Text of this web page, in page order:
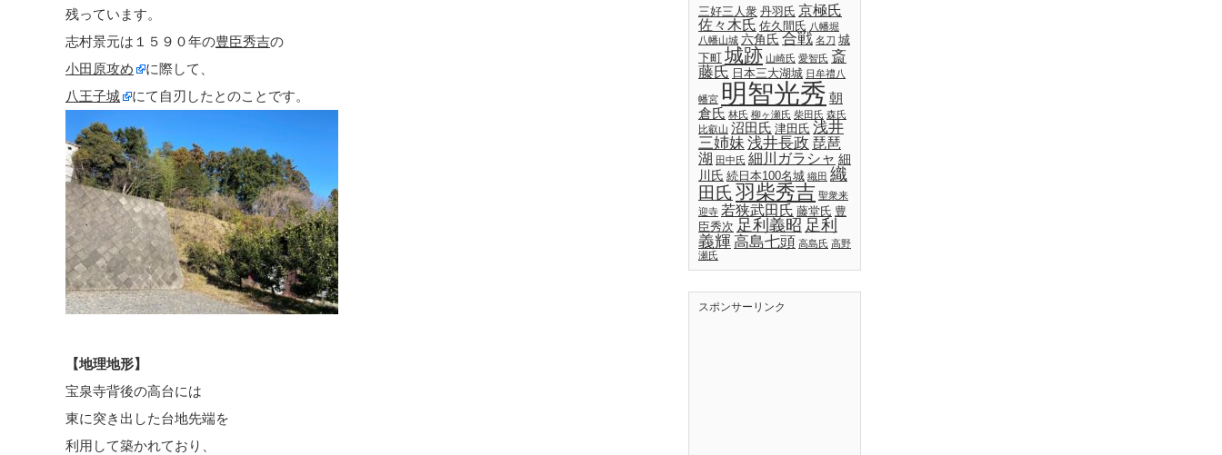
残っています。
志村景元は１５９０年の豊臣秀吉の
小田原攻め
に際して、
八王子城
にて自刃したとのことです。
【地理地形】
宝泉寺背後の高台には
東に突き出した台地先端を
利用して築かれており、
三好三人衆 丹羽氏 京極氏
佐々木氏 佐久間氏 八幡堀
八幡山城 六角氏 合戦 名刀 城
下町 城跡 山崎氏 愛智氏 斎
藤氏 日本三大湖城 日牟禮八
幡宮 明智光秀 朝
倉氏 林氏 柳ヶ瀬氏 柴田氏 森氏
比叡山 沼田氏 津田氏 浅井
三姉妹 浅井長政 琵琶
湖 田中氏 細川ガラシャ 細
川氏 続日本100名城 織田 織
田氏 羽柴秀吉 聖衆来
迎寺 若狭武田氏 藤堂氏 豊
臣秀次 足利義昭 足利
義輝高島七頭 高島氏 高野
瀬氏
スポンサーリンク